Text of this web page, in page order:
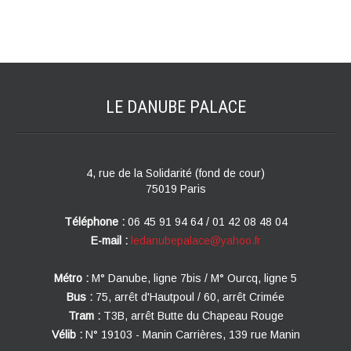
LE DANUBE PALACE
4, rue de la Solidarité (fond de cour)
75019 Paris
Téléphone : 06 45 91 94 64 / 01 42 08 48 04
E-mail : ledanubepalace@yahoo.fr
Métro : M° Danube, ligne 7bis / M° Ourcq, ligne 5
Bus : 75, arrêt d'Hautpoul / 60, arrêt Crimée
Tram : T3B, arrêt Butte du Chapeau Rouge
Vélib : N° 19103 - Manin Carrières, 139 rue Manin